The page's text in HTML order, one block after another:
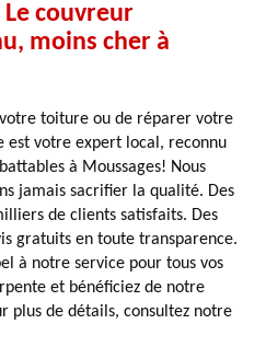
couvreur
moins cher à
toiture ou de réparer votre
est votre expert local, reconnu
à Moussages! Nous
jamais sacrifier la qualité. Des
de clients satisfaits. Des
gratuits en toute transparence.
à notre service pour tous vos
et bénéficiez de notre
plus de détails, consultez notre